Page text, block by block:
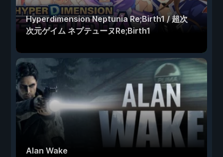
Hyperdimension Neptunia Re;Birth1 / 超次
次元ゲイム ネプテューヌRe;Birth1
Alan Wake